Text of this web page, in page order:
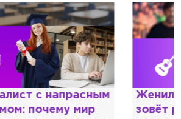
Женился на украинке,
зовёт релокантов в РФ и